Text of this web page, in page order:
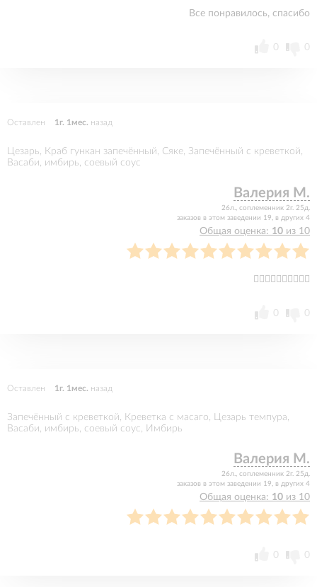
Все понравилось, спасибо
0 0
Оставлен 1г. 1мес. назад
Цезарь, Краб гункан запечённый, Сяке, Запечённый с креветкой,
Васаби, имбирь, соевый соус
Валерия М.
26л., соплеменник 2г. 25д.
заказов в этом заведении 19, в других 4
Общая оценка: 10 из 10
👍🏻👍🏻👍🏻👍🏻👍🏻
0 0
Оставлен 1г. 1мес. назад
Запечённый с креветкой, Креветка с масаго, Цезарь темпура,
Васаби, имбирь, соевый соус, Имбирь
Валерия М.
26л., соплеменник 2г. 25д.
заказов в этом заведении 19, в других 4
Общая оценка: 10 из 10
0 0